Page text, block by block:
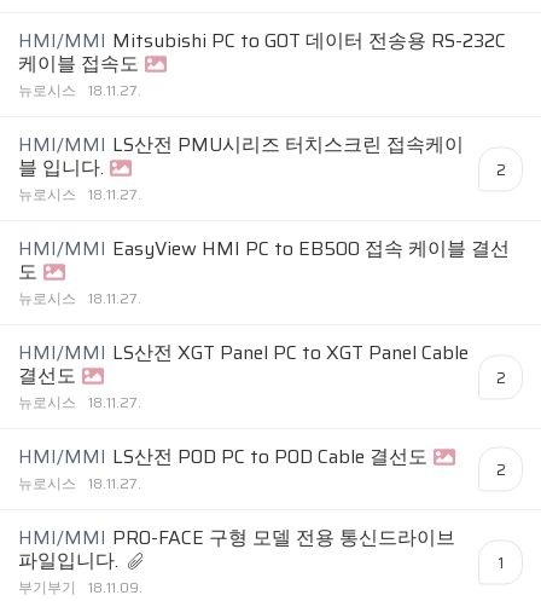
HMI/MMI Mitsubishi PC to GOT 데이터 전송용 RS-232C
케이블 접속도
뉴로시스 18.11.27.
HMI/MMI LS산전 PMU시리즈 터치스크린 접속케이
블 입니다.
뉴로시스 18.11.27.
2
HMI/MMI EasyView HMI PC to EB500 접속 케이블 결선
도
뉴로시스 18.11.27.
HMI/MMI LS산전 XGT Panel PC to XGT Panel Cable
결선도
뉴로시스 18.11.27.
2
HMI/MMI LS산전 POD PC to POD Cable 결선도
뉴로시스 18.11.27.
2
HMI/MMI PRO-FACE 구형 모델 전용 통신드라이브
파일입니다.
부기부기 18.11.09.
1